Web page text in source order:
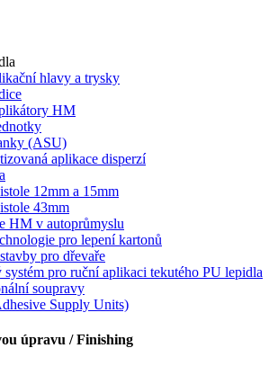
hlavy a trysky
HM
(ASU)
aplikace disperzí
12mm a 15mm
43mm
HM v autoprůmyslu
pro lepení kartonů
pro dřevaře
systém pro ruční aplikaci tekutého PU lepidla
soupravy
Supply Units)
úpravu / Finishing